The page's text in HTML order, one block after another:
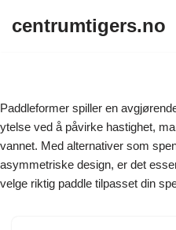
centrumtigers.no
Paddleformer spiller en
ytelse ved å påvirke hastighet,
vannet. Med alternativer som
asymmetriske design, er det
velge riktig paddle tilpasset din